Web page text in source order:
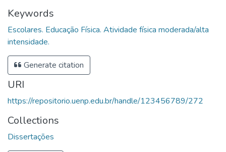
Keywords
Escolares. Educação Física. Atividade física moderada/alta
intensidade.
Generate citation
URI
https://repositorio.uenp.edu.br/handle/123456789/272
Collections
Dissertações